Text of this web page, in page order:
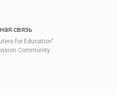
связь
for Education"
Community